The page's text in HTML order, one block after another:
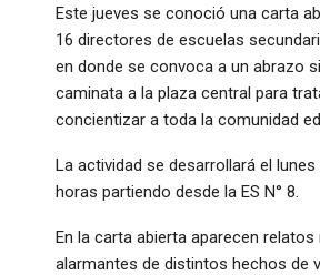
Este jueves se conoció una carta
16 directores de escuelas
en donde se convoca a un abrazo
caminata a la plaza central para
concientizar a toda la comunidad
La actividad se desarrollará el lunes
horas partiendo desde la ES N° 8.
En la carta abierta aparecen relatos
alarmantes de distintos hechos de